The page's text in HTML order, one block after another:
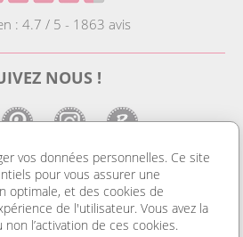
: 4.7 / 5 - 1863 avis
NOUS !
LA DECO MARIAGE
de la décoration mariage. Vous
pas cher ainsi que des housses de
vos données personnelles. Ce site
pour vous assurer une
optimale, et des cookies de
de l'utilisateur. Vous avez la
l’activation de ces cookies.